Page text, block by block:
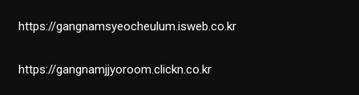
https://gangnamsyeocheulum.isweb.co.kr
https://gangnamjjyoroom.clickn.co.kr